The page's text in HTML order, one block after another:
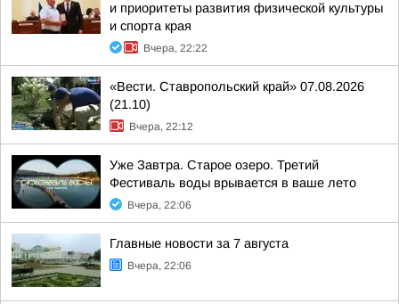
и приоритеты развития физической культуры
и спорта края
Вчера, 22:22
«Вести. Ставропольский край» 07.08.2026
(21.10)
Вчера, 22:12
Уже Завтра. Старое озеро. Третий
Фестиваль воды врывается в ваше лето
Вчера, 22:06
Главные новости за 7 августа
Вчера, 22:06